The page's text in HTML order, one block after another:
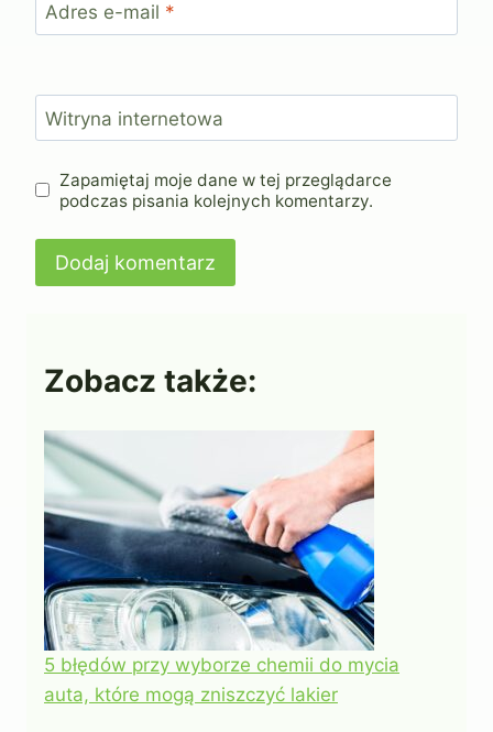
Adres e-mail *
Witryna internetowa
Zapamiętaj moje dane w tej przeglądarce
podczas pisania kolejnych komentarzy.
Zobacz także:
5 błędów przy wyborze chemii do mycia
auta, które mogą zniszczyć lakier